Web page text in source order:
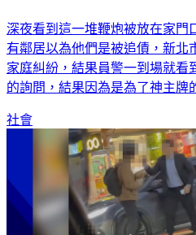
深夜看到這一堆鞭炮被放在家門
有鄰居以為他們是被追債，新北
家庭糾紛，結果員警一到場就看
的詢問，結果因為是為了神主牌
社會